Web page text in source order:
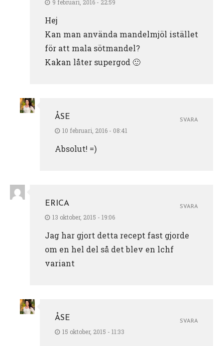
9 februari, 2016 - 22:59
Hej
Kan man använda mandelmjöl istället
för att mala sötmandel?
Kakan låter supergod 🙂
ÅSE
10 februari, 2016 - 08:41
Absolut! =)
SVARA
ERICA
13 oktober, 2015 - 19:06
Jag har gjort detta recept fast gjorde
om en hel del så det blev en lchf
variant
SVARA
ÅSE
15 oktober, 2015 - 11:33
SVARA